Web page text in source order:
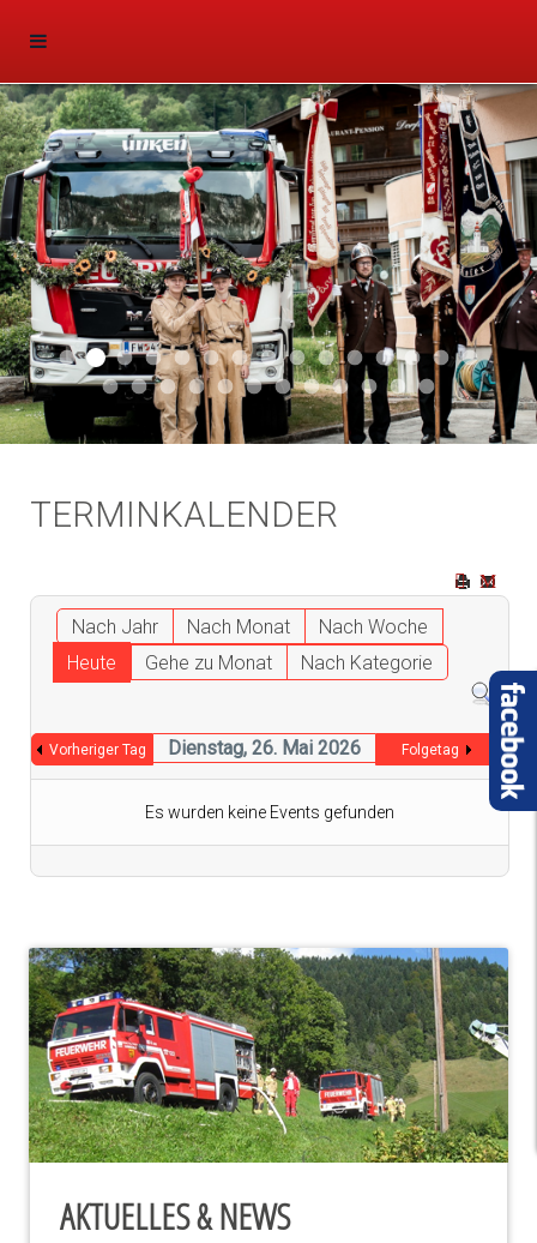
Aktuell 046
Aktuell 047
Start 011Aktuell 044
Aktuell 043
Aktuell 041
Aktuell 042
Aktuell 035
Aktuell 031
Aktuell 032
Aktuell 033
Aktuell 029
Aktuell 027
Aktuell 026
Start
Aktuell 024
Aktuell 019
Auto 010Start 010Start 002
Auto 002
Auto 009Auto 006Start 008
Start 005Start 003Start 006
TERMINKALENDER
Nach Jahr Nach Monat
Nach Woche
Heute
Gehe zu Monat Nach Kategorie
Vorheriger Tag Dienstag, 26. Mai 2026 Folgetag
Es wurden keine Events gefunden
AKTUELLES & NEWS